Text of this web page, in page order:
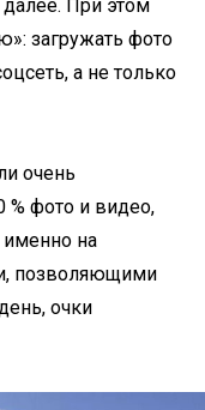
При этом
загружать фото
а не только
очень
% фото и видео,
именно на
позволяющими
очки